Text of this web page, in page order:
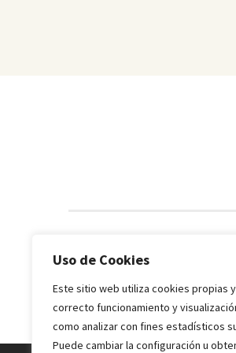
Uso de Cookies
Este sitio web utiliza cookies propias
correcto funcionamiento y
como analizar con fines estadísticos
Puede cambiar la configuración u